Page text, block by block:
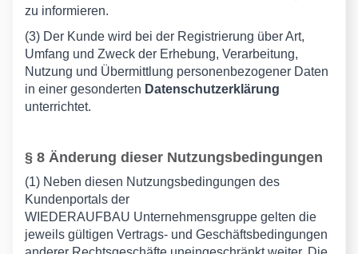
zu informieren.
(3) Der Kunde wird bei der Registrierung über Art,
Umfang und Zweck der Erhebung, Verarbeitung,
Nutzung und Übermittlung personenbezogener Daten
in einer gesonderten Datenschutzerklärung
unterrichtet.
§ 8 Änderung dieser Nutzungsbedingungen
(1) Neben diesen Nutzungsbedingungen des
Kundenportals der
WIEDERAUFBAU Unternehmensgruppe gelten die
jeweils gültigen Vertrags- und Geschäftsbedingungen